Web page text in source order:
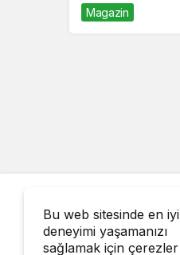
Gece Kulüpleri
Magazin
Bu web sitesinde en iyi
deneyimi yaşamanızı
sağlamak için çerezler
© Telif Hakkı